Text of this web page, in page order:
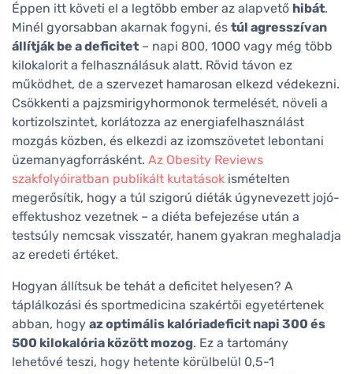
Éppen itt követi el a legtöbb ember az alapvető hibát.
Minél gyorsabban akarnak fogyni, és túl agresszívan
állítják be a deficitet – napi 800, 1000 vagy még több
kilokalorit a felhasználásuk alatt. Rövid távon ez
működhet, de a szervezet hamarosan elkezd védekezni.
Csökkenti a pajzsmirigyhormonok termelését, növeli a
kortizolszintet, korlátozza az energiafelhasználást
mozgás közben, és elkezdi az izomszövetet lebontani
üzemanyagforrásként. Az Obesity Reviews
szakfolyóiratban publikált kutatások ismételten
megerősítik, hogy a túl szigorú diéták úgynevezett jojó-
effektushoz vezetnek – a diéta befejezése után a
testsúly nemcsak visszatér, hanem gyakran meghaladja
az eredeti értéket.
Hogyan állítsuk be tehát a deficitet helyesen? A
táplálkozási és sportmedicina szakértői egyetértenek
abban, hogy az optimális kalóriadeficit napi 300 és
500 kilokalória között mozog. Ez a tartomány
lehetővé teszi, hogy hetente körülbelül 0,5-1